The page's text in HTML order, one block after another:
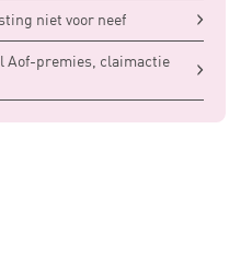
niet voor neef
Aof-premies, claimactie